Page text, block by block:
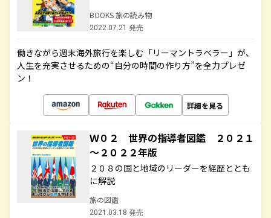
BOOKS 旅の読み物
2022.07.21 発売
働きながら週末海外旅行を楽しむ「リーマントラベラー」が、
人生を充実させるための“自分の時間の作り方”を全力プレゼ
ン！
詳細を見る
Ｗ０２ 世界の指導者図鑑 ２０２１
～２０２２年版
２０８の国と地域のリーダーを経歴ととも
に解説
旅の図鑑
2021.03.18 発売